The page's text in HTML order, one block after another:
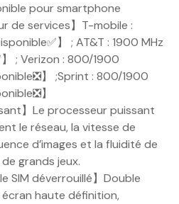
pour smartphone
de services】T-mobile :
】 ; AT&T : 1900 MHz
; Verizon : 800/1900
】 ;Sprint : 800/1900
】
】Le processeur puissant
le réseau, la vitesse de
d’images et la fluidité de
grands jeux.
SIM déverrouillé】Double
haute définition,